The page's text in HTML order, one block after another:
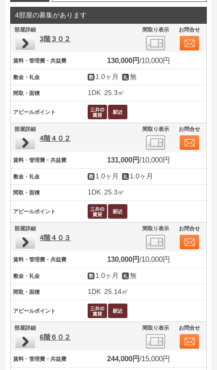
4部屋の募集があります
部屋詳細 間取り表示 お問合せ
3階３０２
賃料・管理費・共益費 130,000円 10,000円
敷金・礼金 1.0ヶ月 無
間取・面積 1DK 25.3㎡
アピールポイント
部屋詳細 間取り表示 お問合せ
4階４０２
賃料・管理費・共益費 131,000円 10,000円
敷金・礼金 1.0ヶ月 1.0ヶ月
間取・面積 1DK 25.3㎡
アピールポイント
部屋詳細 間取り表示 お問合せ
4階４０３
賃料・管理費・共益費 130,000円 10,000円
敷金・礼金 1.0ヶ月 無
間取・面積 1DK 25.14㎡
アピールポイント
部屋詳細 間取り表示 お問合せ
6階６０２
賃料・管理費・共益費 244,000円 15,000円